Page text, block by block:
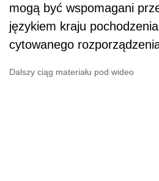
mogą być wspomagani
językiem kraju
cytowanego
Dalszy ciąg materiału pod wideo